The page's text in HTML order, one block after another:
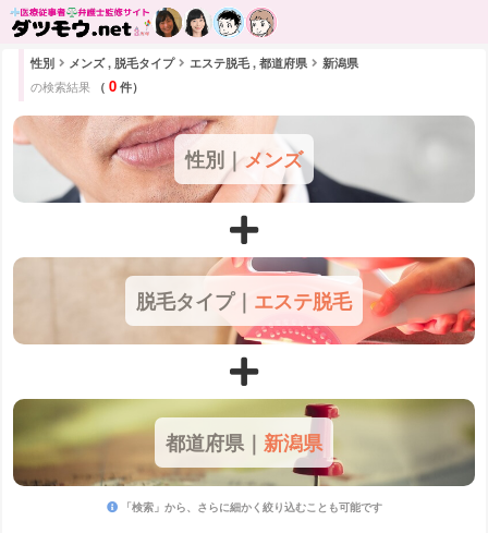
性別 メンズ , 脱毛タイプ エステ脱毛 , 都道府県 新潟県
の検索結果 （ 0件）
性別｜メンズ
脱毛タイプ｜ エステ脱毛
都道府県｜ 新潟県
「検索」から、さらに細かく絞り込むことも可能です